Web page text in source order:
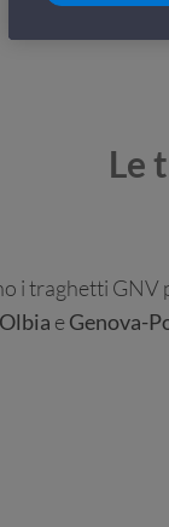
Le
i traghetti GNV
eGenova-